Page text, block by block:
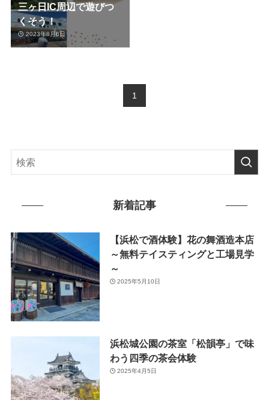
三ヶ日IC周辺で遊びつ
くそう！
2023年8月6日
1
新着記事
【浜松で酒体験】花の舞酒造本店
～無料テイスティングと工場見学
～
2025年5月10日
浜松城公園の茶室「松韻亭」で味
わう四季の茶会体験
2025年4月5日